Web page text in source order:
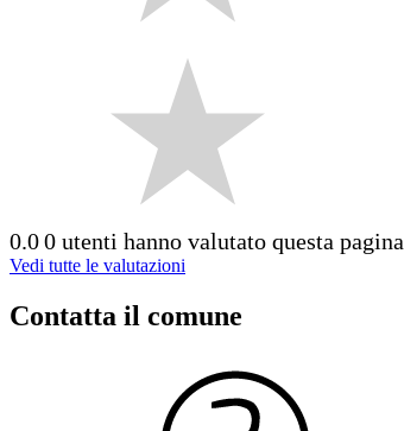
0.00 utenti hanno valutato questa pagina
Vedi tutte le valutazioni
Contatta il comune